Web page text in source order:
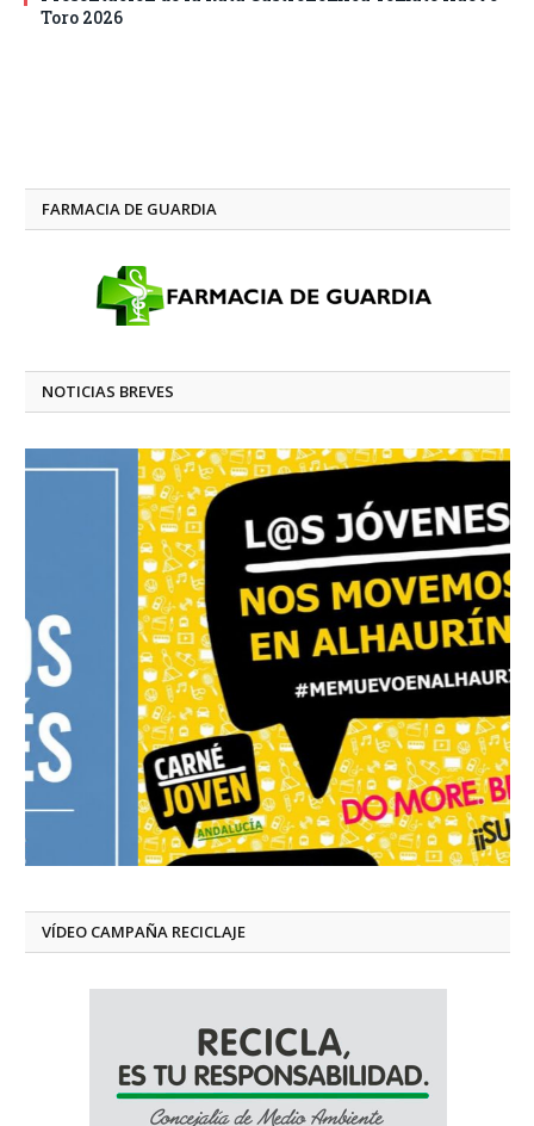
Toro 2026
FARMACIA DE GUARDIA
NOTICIAS BREVES
VÍDEO CAMPAÑA RECICLAJE